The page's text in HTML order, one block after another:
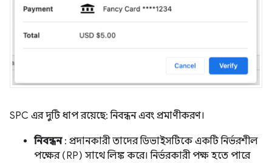
SPC এর দুটি ধাপ রয়েছে: নিবন্ধন এবং প্রমাণীকরণ।
নিবন্ধন: প্রদানকারী তাদের ডিভাইসটিকে একটি নির্ভরশীল
পক্ষের (RP) সাথে লিঙ্ক করে। নির্ভরকারী পক্ষ হতে পারে